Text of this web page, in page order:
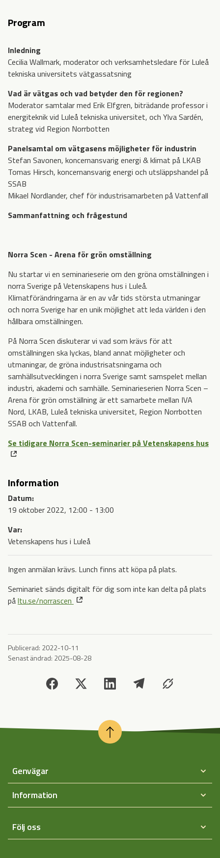
Program
Inledning
Cecilia Wallmark, moderator och verksamhetsledare för Luleå
tekniska universitets vätgassatsning
Vad är vätgas och vad betyder den för regionen?
Moderator samtalar med Erik Elfgren, biträdande professor i
energiteknik vid Luleå tekniska universitet, och Ylva Sardén,
strateg vid Region Norrbotten
Panelsamtal om vätgasens möjligheter för industrin
Stefan Savonen, koncernansvarig energi & klimat på LKAB
Tomas Hirsch, koncernansvarig energi och utsläppshandel på
SSAB
Mikael Nordlander, chef för industrisamarbeten på Vattenfall
Sammanfattning och frågestund
Norra Scen - Arena för grön omställning
Nu startar vi en seminarieserie om den gröna omställningen i
norra Sverige på Vetenskapens hus i Luleå.
Klimatförändringarna är en av vår tids största utmaningar
och norra Sverige har en unik möjlighet att leda världen i den
hållbara omställningen.
På Norra Scen diskuterar vi vad som krävs för att
omställningen ska lyckas, bland annat möjligheter och
utmaningar, de gröna industrisatsningarna och
samhällsutvecklingen i norra Sverige samt samspelet mellan
industri, akademi och samhälle. Seminarieserien Norra Scen –
Arena för grön omställning är ett samarbete mellan IVA
Nord, LKAB, Luleå tekniska universitet, Region Norrbotten
SSAB och Vattenfall.
Se tidigare Norra Scen-seminarier på Vetenskapens hus
Information
Datum:
19 oktober 2022, 12:00 - 13:00
Var:
Vetenskapens hus i Luleå
Ingen anmälan krävs. Lunch finns att köpa på plats.
Seminariet sänds digitalt för dig som inte kan delta på plats
påltu.se/norrascen
Publicerad: 2022-10-11
Senast ändrad: 2025-08-28
Genvägar
Information
Följ oss